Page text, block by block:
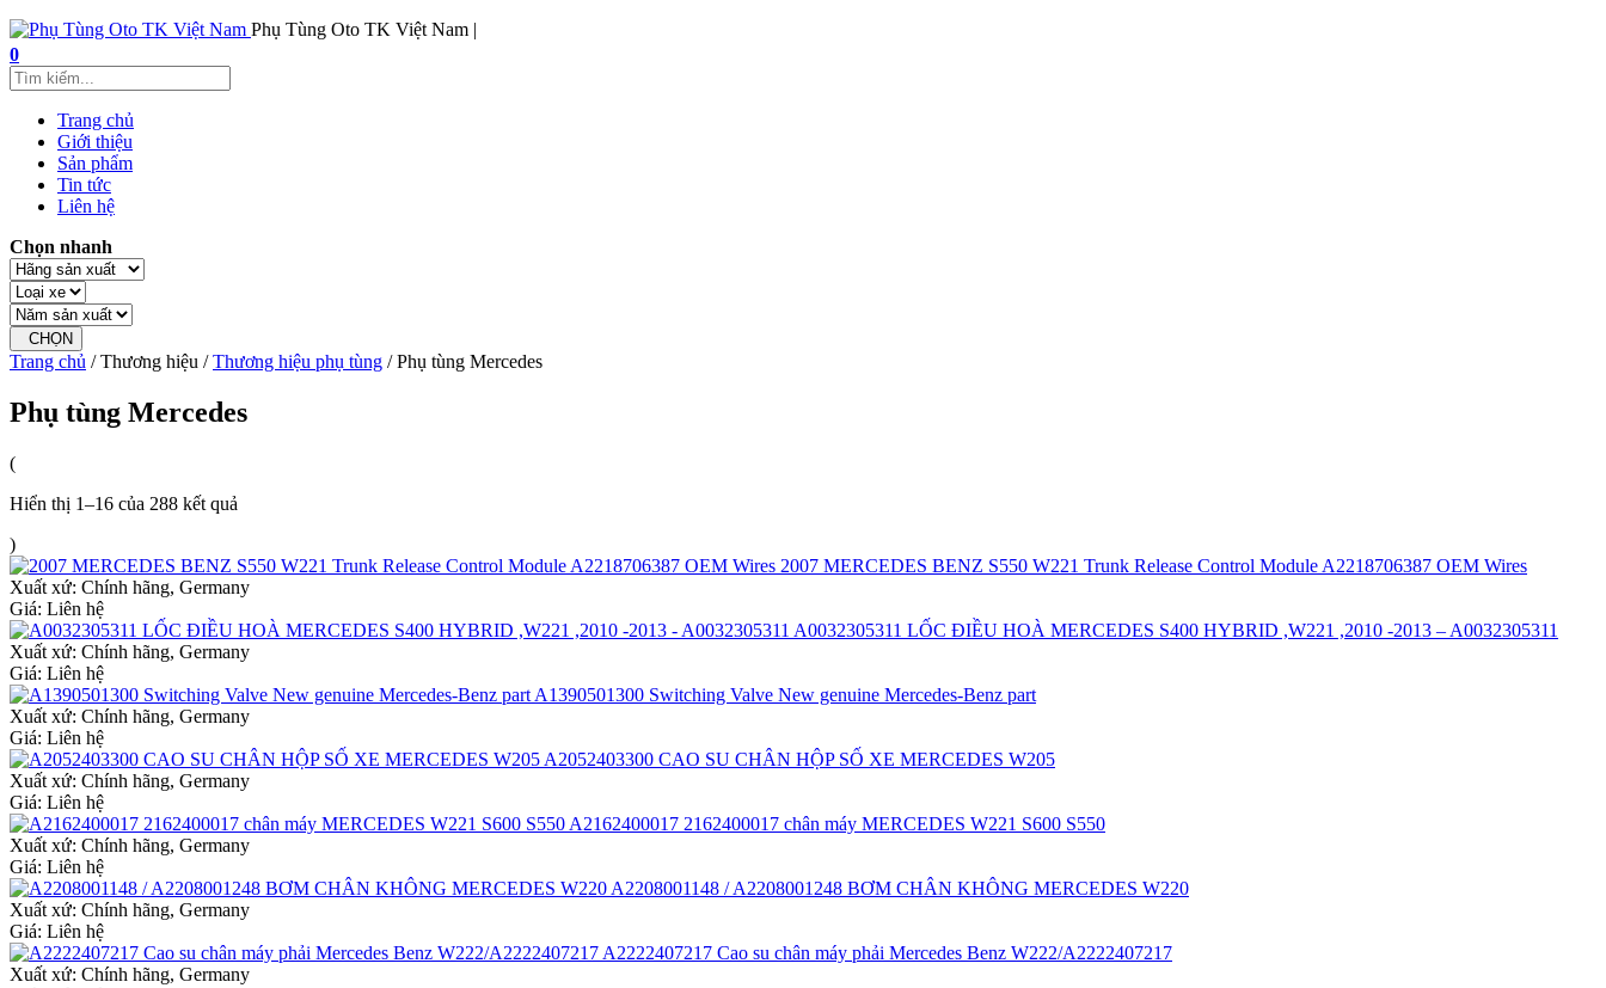
Phụ Tùng Oto TK Việt Nam |
0
Trang chủ
Giới thiệu
Sản phẩm
Tin tức
Liên hệ
Chọn nhanh
CHỌN
Trang chủ / Thương hiệu /Thương hiệu phụ tùng / Phụ tùng Mercedes
Phụ tùng Mercedes
(
Hiển thị 1–16 của 288 kết quả
)
2007 MERCEDES BENZ S550 W221 Trunk Release Control Module A2218706387 OEM Wires
Xuất xứ: Chính hãng, Germany
Giá: Liên hệ
A0032305311 LỐC ĐIỀU HOÀ MERCEDES S400 HYBRID ,W221 ,2010 -2013 – A0032305311
Xuất xứ: Chính hãng, Germany
Giá: Liên hệ
A1390501300 Switching Valve New genuine Mercedes-Benz part
Xuất xứ: Chính hãng, Germany
Giá: Liên hệ
A2052403300 CAO SU CHÂN HỘP SỐ XE MERCEDES W205
Xuất xứ: Chính hãng, Germany
Giá: Liên hệ
A2162400017 2162400017 chân máy MERCEDES W221 S600 S550
Xuất xứ: Chính hãng, Germany
Giá: Liên hệ
A2208001148 / A2208001248 BƠM CHÂN KHÔNG MERCEDES W220
Xuất xứ: Chính hãng, Germany
Giá: Liên hệ
A2222407217 Cao su chân máy phải Mercedes Benz W222/A2222407217
Xuất xứ: Chính hãng, Germany